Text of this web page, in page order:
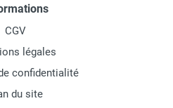
CGV
légales
confidentialité
du site